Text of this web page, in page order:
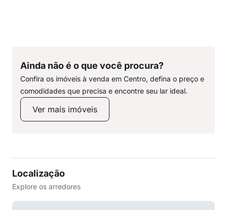
Ainda não é o que você procura?
Confira os imóveis à venda em Centro, defina o preço e
comodidades que precisa e encontre seu lar ideal.
Ver mais imóveis
Localização
Explore os arredores